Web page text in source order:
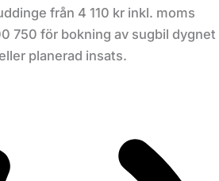
från 4 110 kr inkl. moms
750 för bokning av sugbil dygnet
planerad insats.